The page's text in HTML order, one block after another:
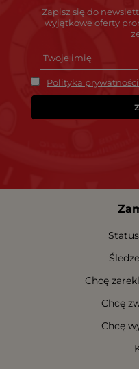
Zapisz się do
wyjątkowe oferty
Polityka prywatności
Chcę
Chcę
Chcę